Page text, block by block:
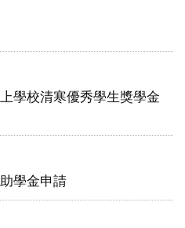
學校清寒優秀學生獎學金
學金申請